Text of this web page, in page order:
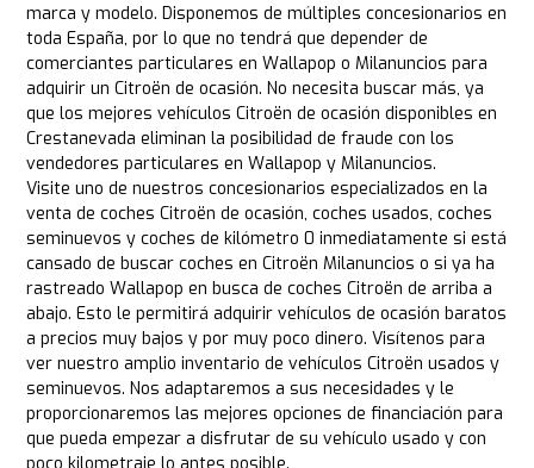
marca y modelo. Disponemos de múltiples concesionarios en
toda España, por lo que no tendrá que depender de
comerciantes particulares en Wallapop o Milanuncios para
adquirir un Citroën de ocasión. No necesita buscar más, ya
que los mejores vehículos Citroën de ocasión disponibles en
Crestanevada eliminan la posibilidad de fraude con los
vendedores particulares en Wallapop y Milanuncios.
Visite uno de nuestros concesionarios especializados en la
venta de coches Citroën de ocasión, coches usados, coches
seminuevos y coches de kilómetro 0 inmediatamente si está
cansado de buscar coches en Citroën Milanuncios o si ya ha
rastreado Wallapop en busca de coches Citroën de arriba a
abajo. Esto le permitirá adquirir vehículos de ocasión baratos
a precios muy bajos y por muy poco dinero. Visítenos para
ver nuestro amplio inventario de vehículos Citroën usados y
seminuevos. Nos adaptaremos a sus necesidades y le
proporcionaremos las mejores opciones de financiación para
que pueda empezar a disfrutar de su vehículo usado y con